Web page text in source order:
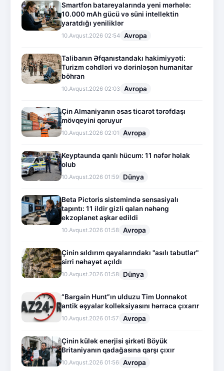
Smartfon batareyalarında yeni mərhələ:
10.000 mAh gücü və süni intellektin
yaratdığı yeniliklər
10.Avqust.2026 02:54 Avropa
Talibanın Əfqanıstandakı hakimiyyəti:
Turizm cəhdləri və dərinləşən humanitar
böhran
10.Avqust.2026 02:03 Avropa
Çin Almaniyanın əsas ticarət tərəfdaşı
mövqeyini qoruyur
10.Avqust.2026 02:01 Avropa
Keyptaunda qanlı hücum: 11 nəfər həlak
olub
10.Avqust.2026 01:59 Dünya
Beta Pictoris sistemində sensasiyalı
tapıntı: 11 ildir gizli qalan nəhəng
ekzoplanet aşkar edildi
10.Avqust.2026 01:58 Avropa
Çinin sıldırım qayalarındakı "asılı tabutlar"
sirri nəhayət açıldı
10.Avqust.2026 01:58 Dünya
“Bargain Hunt”ın ulduzu Tim Uonnakot
antik əşyalar kolleksiyasını hərraca çıxarır
10.Avqust.2026 01:57 Avropa
Çinin külək enerjisi şirkəti Böyük
Britaniyanın qadağasına qarşı çıxır
10.Avqust.2026 01:56 Avropa